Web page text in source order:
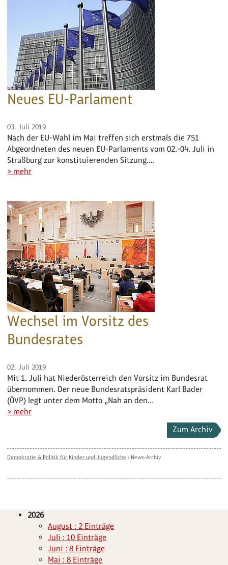
Neues EU-Parlament
03. Juli 2019
Nach der EU-Wahl im Mai treffen sich erstmals die 751
Abgeordneten des neuen EU-Parlaments vom 02.-04. Juli in
Straßburg zur konstituierenden Sitzung.…
> mehr
Wechsel im Vorsitz des
Bundesrates
02. Juli 2019
Mit 1. Juli hat Niederösterreich den Vorsitz im Bundesrat
übernommen. Der neue Bundesratspräsident Karl Bader
(ÖVP) legt unter dem Motto „Nah an den…
> mehr
Zum Archiv
Demokratie & Politik für Kinder und Jugendliche › News-Archiv
2026
August : 2 Einträge
Juli : 10 Einträge
Juni : 8 Einträge
Mai : 8 Einträge